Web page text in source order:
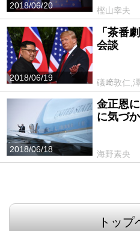
2018/06/20
樫山幸夫
2018/06/19
「茶番
会談
礒﨑敦仁,
2018/06/18
金正恩
に気づ
海野素央
トップ